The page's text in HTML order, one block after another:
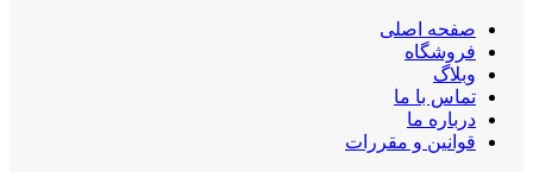
صفحه اصلی
فروشگاه
وبلاگ
تماس با ما
درباره ما
قوانین و مقررات